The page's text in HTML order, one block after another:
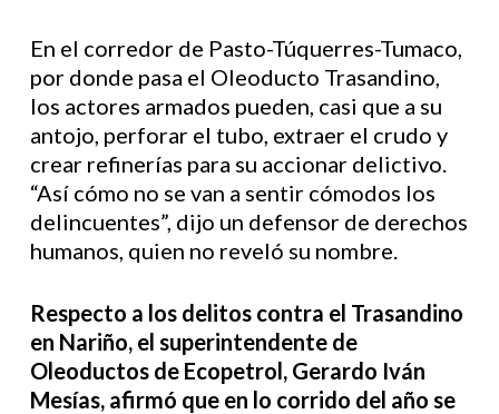
En el corredor de Pasto-Túquerres-Tumaco,
por donde pasa el Oleoducto Trasandino,
los actores armados pueden, casi que a su
antojo, perforar el tubo, extraer el crudo y
crear refinerías para su accionar delictivo.
“Así cómo no se van a sentir cómodos los
delincuentes”, dijo un defensor de derechos
humanos, quien no reveló su nombre.
Respecto a los delitos contra el Trasandino
en Nariño, el superintendente de
Oleoductos de Ecopetrol, Gerardo Iván
Mesías, afirmó que en lo corrido del año se